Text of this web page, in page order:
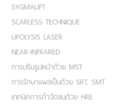
SYGMALIFT
SCARLESS TECHNIQUE
LIPOLYSIS LASER
NEAR-INFRARED
การปรับรูปหน้าด้วย MST
การรักษาแผลเป็นด้วย SRT, SMT
เทคนิคการกำจัดขนด้วย HRE